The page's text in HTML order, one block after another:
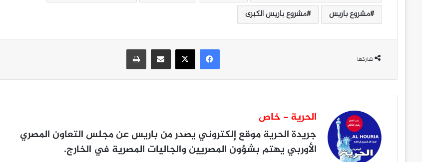
مشروع باريس
مشروع باريس الكبرى
شاركها
فيسبوك
‫X مشاركة عبر البريد طباعة
الحرية - خاص
جريدة الحريةموقع إلكتروني يصدر من باريس عن مجلس التعاون المصري
الأوربي يهتم بشؤون المصريين والجاليات المصرية في الخارج.
زيلينسكي…
مجلس الشعب الفرنسي يرفض اقتراح حجب
الثقة من الحكومة..